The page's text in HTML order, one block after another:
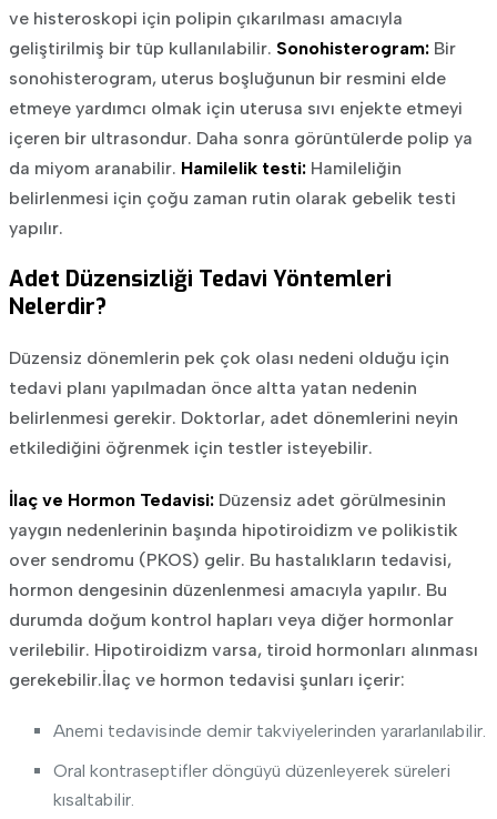
ve histeroskopi için polipin çıkarılması amacıyla
geliştirilmiş bir tüp kullanılabilir. Sonohisterogram:Bir
sonohisterogram, uterus boşluğunun bir resmini elde
etmeye yardımcı olmak için uterusa sıvı enjekte etmeyi
içeren bir ultrasondur. Daha sonra görüntülerde polip ya
da miyom aranabilir. Hamilelik testi:Hamileliğin
belirlenmesi için çoğu zaman rutin olarak gebelik testi
yapılır.
Adet Düzensizliği Tedavi Yöntemleri
Nelerdir?
Düzensiz dönemlerin pek çok olası nedeni olduğu için
tedavi planı yapılmadan önce altta yatan nedenin
belirlenmesi gerekir. Doktorlar, adet dönemlerini neyin
etkilediğini öğrenmek için testler isteyebilir.
İlaç ve Hormon Tedavisi:Düzensiz adet görülmesinin
yaygın nedenlerinin başında hipotiroidizm ve polikistik
over sendromu (PKOS) gelir. Bu hastalıkların tedavisi,
hormon dengesinin düzenlenmesi amacıyla yapılır. Bu
durumda doğum kontrol hapları veya diğer hormonlar
verilebilir. Hipotiroidizm varsa, tiroid hormonları alınması
gerekebilir.İlaç ve hormon tedavisi şunları içerir:
Anemi tedavisinde demir takviyelerinden yararlanılabilir.
Oral kontraseptifler döngüyü düzenleyerek süreleri
kısaltabilir.